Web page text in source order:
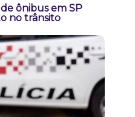
ônibus em SP
no trânsito